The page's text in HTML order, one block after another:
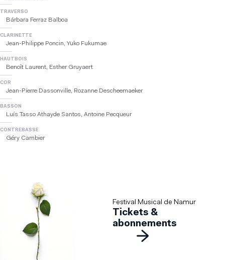
TRAVERSO
Bárbara Ferraz Balboa
CLARINETTE
Jean-Philippe Poncin, Yuko Fukumae
HAUTBOIS
Benoît Laurent, Esther Gruyaert
COR
Jean-Pierre Dassonville, Rozanne Descheemaeker
BASSON
Luís Tasso Athayde Santos, Antoine Pecqueur
CONTREBASSE
Géry Cambier
Festival Musical de Namur
Tickets &
abonnements